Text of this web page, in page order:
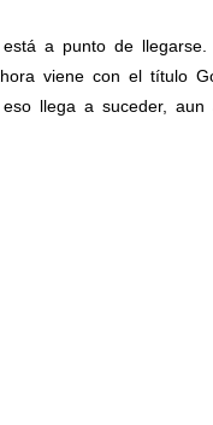
a punto de llegarse.
viene con el título
llega a suceder, aun